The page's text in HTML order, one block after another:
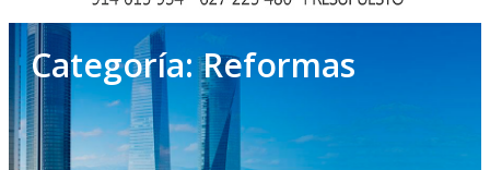
Categoría:Reformas